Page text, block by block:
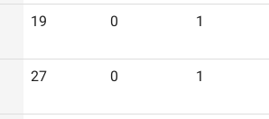
19 0 1
27 0 1